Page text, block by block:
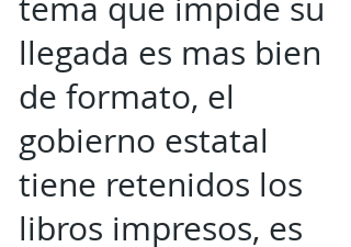
tema que impide su
llegada es mas bien
de formato, el
gobierno estatal
tiene retenidos los
libros impresos, es